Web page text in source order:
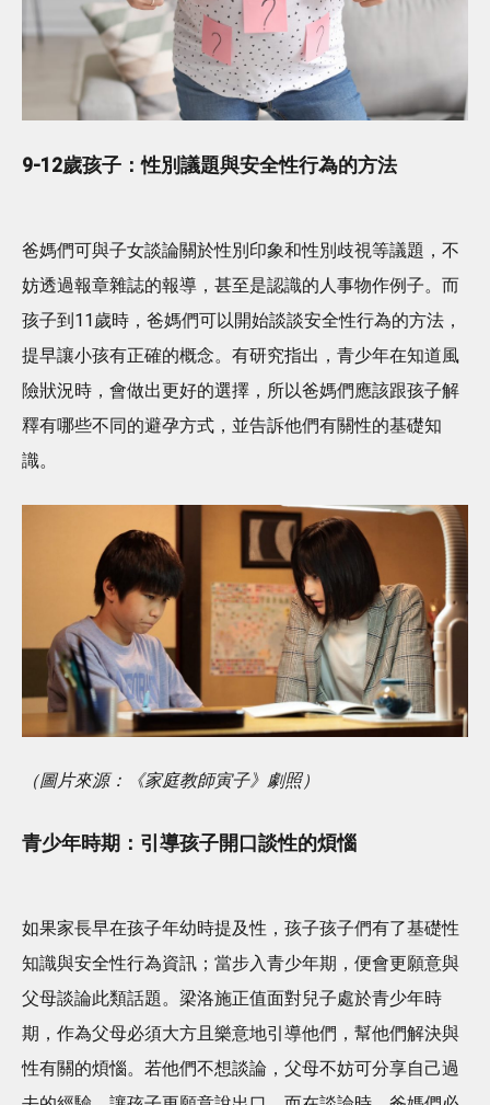
9-12歲孩子：性別議題與安全性行為的方法
爸媽們可與子女談論關於性別印象和性別歧視等議題，不
妨透過報章雜誌的報導，甚至是認識的人事物作例子。而
孩子到11歲時，爸媽們可以開始談談安全性行為的方法，
提早讓小孩有正確的概念。有研究指出，青少年在知道風
險狀況時，會做出更好的選擇，所以爸媽們應該跟孩子解
釋有哪些不同的避孕方式，並告訴他們有關性的基礎知
識。
（圖片來源：《家庭教師寅子》劇照）
青少年時期：引導孩子開口談性的煩惱
如果家長早在孩子年幼時提及性，孩子孩子們有了基礎性
知識與安全性行為資訊；當步入青少年期，便會更願意與
父母談論此類話題。梁洛施正值面對兒子處於青少年時
期，作為父母必須大方且樂意地引導他們，幫他們解決與
性有關的煩惱。若他們不想談論，父母不妨可分享自己過